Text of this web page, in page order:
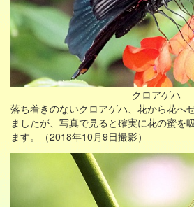
クロアゲハ
落ち着きのないクロアゲハ、花から花へ
ましたが、写真で見ると確実に花の蜜を
ます。（2018年10月9日撮影）